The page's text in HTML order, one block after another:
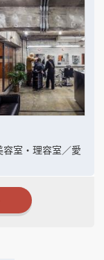
一緒に考えてほし
店を作っていきま
ーナー様の考えて
さい！ここで私た
わせてデザイン提
選びからお手伝い
立地などに合わせ
談ください。物件
ければと思いま
室・理容室 ／愛